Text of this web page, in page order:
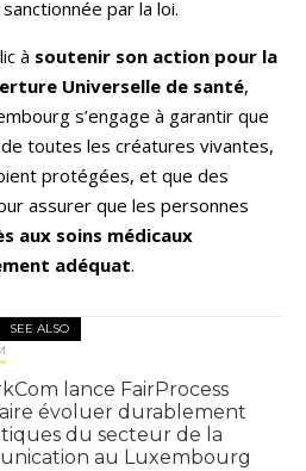
par la loi.
à soutenir son action pour la
Universelle de santé,
s’engage à garantir que
toutes les créatures vivantes,
protégées, et que des
assurer que les personnes
aux soins médicaux
adéquat.
SEE ALSO
lance FairProcess
évoluer durablement
du secteur de la
au Luxembourg